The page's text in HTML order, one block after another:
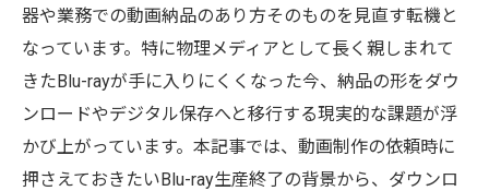
器や業務での動画納品のあり方そのものを見直す転機と
なっています。特に物理メディアとして長く親しまれて
きたBlu-rayが手に入りにくくなった今、納品の形をダウ
ンロードやデジタル保存へと移行する現実的な課題が浮
かび上がっています。本記事では、動画制作の依頼時に
押さえておきたいBlu-ray生産終了の背景から、ダウンロ